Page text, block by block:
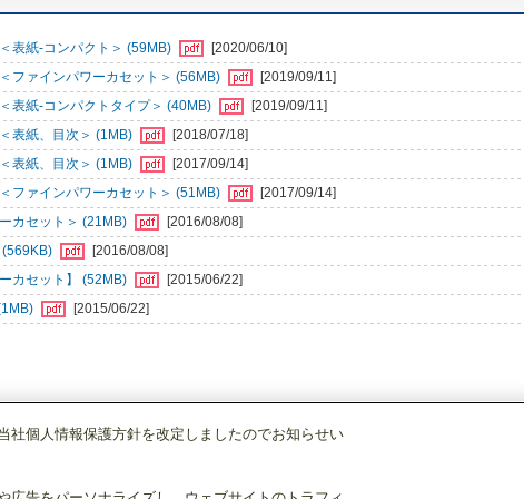
表紙-コンパクト＞ (59MB)
[2020/06/10]
ファインパワーカセット＞ (56MB)
[2019/09/11]
表紙-コンパクトタイプ＞ (40MB)
[2019/09/11]
表紙、目次＞ (1MB)
[2018/07/18]
表紙、目次＞ (1MB)
[2017/09/14]
ファインパワーカセット＞ (51MB)
[2017/09/14]
カセット＞ (21MB)
[2016/08/08]
[2016/08/08]
カセット】 (52MB)
[2015/06/22]
[2015/06/22]
社個人情報保護方針を改定しましたのでお知らせい